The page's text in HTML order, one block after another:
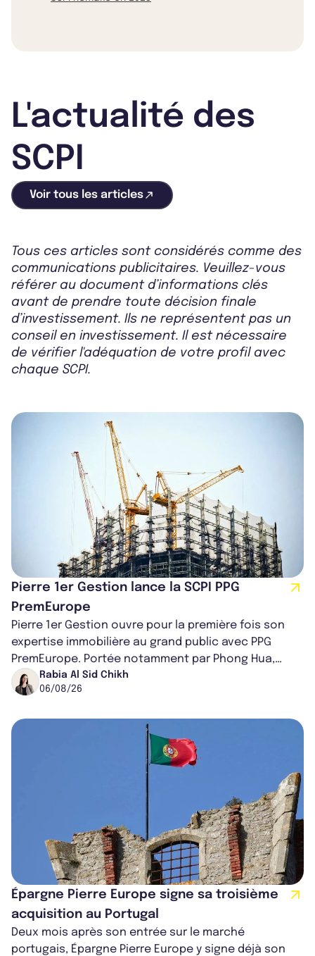
L'actualité des
SCPI
Voir tous les articles
Tous ces articles sont considérés comme des
communications publicitaires. Veuillez-vous
référer au document d’informations clés
avant de prendre toute décision finale
d’investissement. Ils ne représentent pas un
conseil en investissement. Il est nécessaire
de vérifier l'adéquation de votre profil avec
chaque SCPI.
Pierre 1er Gestion lance la SCPI PPG
PremEurope
Pierre 1er Gestion ouvre pour la première fois son
expertise immobilière au grand public avec PPG
PremEurope. Portée notamment par Phong Hua,
ancien directeur des investissements d...
Rabia Al Sid Chikh
06/08/26
Épargne Pierre Europe signe sa troisième
acquisition au Portugal
Deux mois après son entrée sur le marché
portugais, Épargne Pierre Europe y signe déjà son